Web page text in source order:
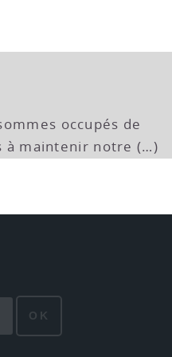
occupés de
à maintenir notre (…)
OK